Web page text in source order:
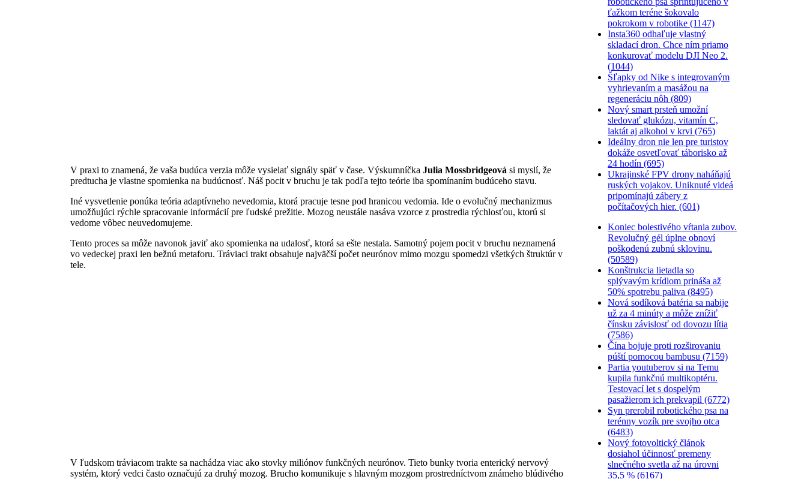
V praxi to znamená, že vaša budúca verzia môže vysielať signály späť v čase. Výskumníčka Julia Mossbridgeová si myslí, že
predtucha je vlastne spomienka na budúcnosť. Náš pocit v bruchu je tak podľa tejto teórie iba spomínaním budúceho stavu.
Iné vysvetlenie ponúka teória adaptívneho nevedomia, ktorá pracuje tesne pod hranicou vedomia. Ide o evolučný mechanizmus
umožňujúci rýchle spracovanie informácií pre ľudské prežitie. Mozog neustále nasáva vzorce z prostredia rýchlosťou, ktorú si
vedome vôbec neuvedomujeme.
Tento proces sa môže navonok javiť ako spomienka na udalosť, ktorá sa ešte nestala. Samotný pojem pocit v bruchu neznamená
vo vedeckej praxi len bežnú metaforu. Tráviaci trakt obsahuje najväčší počet neurónov mimo mozgu spomedzi všetkých štruktúr v
tele.
V ľudskom tráviacom trakte sa nachádza viac ako stovky miliónov funkčných neurónov. Tieto bunky tvoria enterický nervový
systém, ktorý vedci často označujú za druhý mozog. Brucho komunikuje s hlavným mozgom prostredníctvom známeho blúdivého
ťažkom teréne šokovalo
pokrokom v robotike (1147)
Insta360 odhaľuje vlastný
skladací dron. Chce ním priamo
konkurovať modelu DJI Neo 2.
(1044)
Šľapky od Nike s integrovaným
vyhrievaním a masážou na
regeneráciu nôh (809)
Nový smart prsteň umožní
sledovať glukózu, vitamín C,
laktát aj alkohol v krvi (765)
Ideálny dron nie len pre turistov
dokáže osvetľovať táborisko až
24 hodín (695)
Ukrajinské FPV drony naháňajú
ruských vojakov. Uniknuté videá
pripomínajú zábery z
počítačových hier. (601)
Koniec bolestivého vŕtania zubov.
Revolučný gél úplne obnoví
poškodenú zubnú sklovinu.
(50589)
Konštrukcia lietadla so
splývavým krídlom prináša až
50% spotrebu paliva (8495)
Nová sodíková batéria sa nabije
už za 4 minúty a môže znížiť
čínsku závislosť od dovozu lítia
(7586)
Čína bojuje proti rozširovaniu
púští pomocou bambusu (7159)
Partia youtuberov si na Temu
kupila funkčnú multikoptéru.
Testovací let s dospelým
pasažierom ich prekvapil (6772)
Syn prerobil robotického psa na
terénny vozík pre svojho otca
(6483)
Nový fotovoltický článok
dosiahol účinnosť premeny
slnečného svetla až na úrovni
35,5 % (6167)